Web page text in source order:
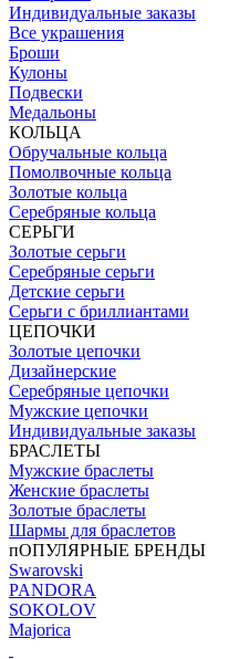
Индивидуальные заказы
Все украшения
Броши
Кулоны
Подвески
Медальоны
КОЛЬЦА
Обручальные кольца
Помолвочные кольца
Золотые кольца
Серебряные кольца
СЕРЬГИ
Золотые серьги
Серебряные серьги
Детские серьги
Серьги с бриллиантами
ЦЕПОЧКИ
Золотые цепочки
Дизайнерские
Серебряные цепочки
Мужские цепочки
Индивидуальные заказы
БРАСЛЕТЫ
Мужские браслеты
Женские браслеты
Золотые браслеты
Шармы для браслетов
пОПУЛЯРНЫЕ БРЕНДЫ
Swarovski
PANDORA
SOKOLOV
Majorica